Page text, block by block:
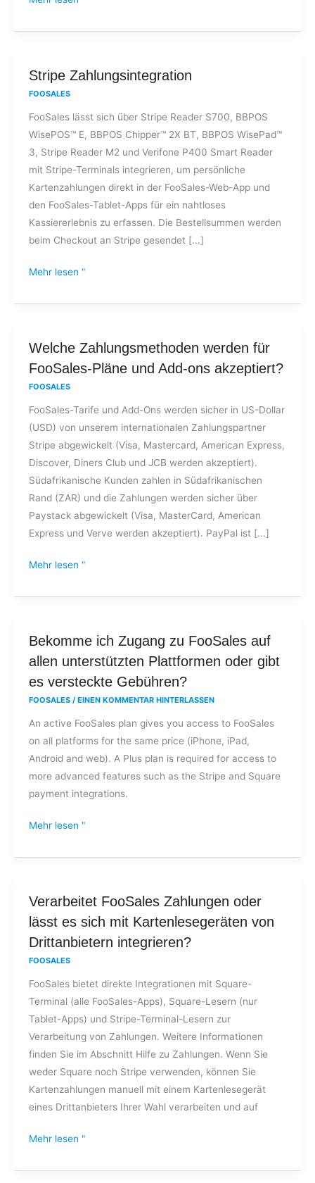
Stripe Zahlungsintegration
FOOSALES
FooSales lässt sich über Stripe Reader S700, BBPOS
WisePOS™ E, BBPOS Chipper™ 2X BT, BBPOS WisePad™
3, Stripe Reader M2 und Verifone P400 Smart Reader
mit Stripe-Terminals integrieren, um persönliche
Kartenzahlungen direkt in der FooSales-Web-App und
den FooSales-Tablet-Apps für ein nahtloses
Kassiererlebnis zu erfassen. Die Bestellsummen werden
beim Checkout an Stripe gesendet [...]
Stripe
Zahlungsintegration
Mehr lesen "
Welche Zahlungsmethoden werden für
FooSales-Pläne und Add-ons akzeptiert?
FOOSALES
FooSales-Tarife und Add-Ons werden sicher in US-Dollar
(USD) von unserem internationalen Zahlungspartner
Stripe abgewickelt (Visa, Mastercard, American Express,
Discover, Diners Club und JCB werden akzeptiert).
Südafrikanische Kunden zahlen in Südafrikanischen
Rand (ZAR) und die Zahlungen werden sicher über
Paystack abgewickelt (Visa, MasterCard, American
Express und Verve werden akzeptiert). PayPal ist [...]
Welche
Zahlungsmethoden
FooSales-
Pläne
und
Add-
ons
akzeptiert?
Mehr lesen "
Bekomme ich Zugang zu FooSales auf
allen unterstützten Plattformen oder gibt
es versteckte Gebühren?
FOOSALES / EINEN KOMMENTAR HINTERLASSEN
An active FooSales plan gives you access to FooSales
on all platforms for the same price (iPhone, iPad,
Android and web). A Plus plan is required for access to
more advanced features such as the Stripe and Square
payment integrations.
Bekomme
ich
auf
allen
unterstützten
Plattformen
oder
es
Mehr lesen "
Verarbeitet FooSales Zahlungen oder
lässt es sich mit Kartenlesegeräten von
Drittanbietern integrieren?
FOOSALES
FooSales bietet direkte Integrationen mit Square-
Terminal (alle FooSales-Apps), Square-Lesern (nur
Tablet-Apps) und Stripe-Terminal-Lesern zur
Verarbeitung von Zahlungen. Weitere Informationen
finden Sie im Abschnitt Hilfe zu Zahlungen. Wenn Sie
weder Square noch Stripe verwenden, können Sie
Kartenzahlungen manuell mit einem Kartenlesegerät
eines Drittanbieters Ihrer Wahl verarbeiten und auf
Verarbeitet
FooSales
Zahlungen
es
sich
mit
Kartenlesegeräten
von
Drittanbietern
integrieren?
Mehr lesen "